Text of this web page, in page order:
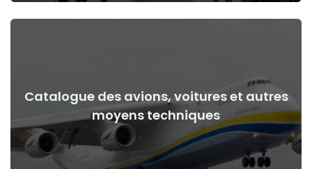
Catalogue des avions, voitures et autres
moyens techniques
Avions, voitures, moyens techniques avant et après le début
de la guerre
Voir les détails